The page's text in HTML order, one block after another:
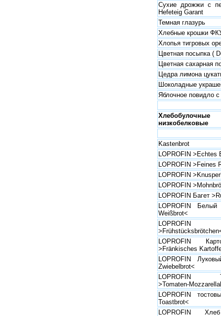
Сухие дрожжи с
Hefeteig Garant
Темная глазурь
Хлебные крошки
Хлопья тигровых
Цветная посыпка (
Цветная сахарная
Цедра лимона
Шоколадные
Яблочное повидло
низкобелковые
Kastenbrot
LOPROFIN >Echtes
LOPROFIN >Feines
LOPROFIN
LOPROFIN
LOPROFIN Багет
LOPROFIN
Weißbrot<
LOPROFIN
>Fränkisches
LOPROFIN
Zwiebelbrot<
LOPROFIN
>Tomaten-
LOPROFIN
Toastbrot<
LOPROFIN